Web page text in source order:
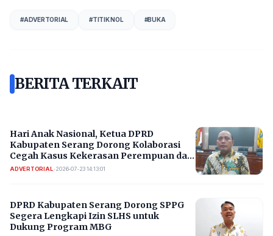
#ADVERTORIAL #TITIK NOL #BUKA
BERITA TERKAIT
Hari Anak Nasional, Ketua DPRD
Kabupaten Serang Dorong Kolaborasi
Cegah Kasus Kekerasan Perempuan dan
Anak Berulang
ADVERTORIAL•2026-07-23 14:13:01
DPRD Kabupaten Serang Dorong SPPG
Segera Lengkapi Izin SLHS untuk
Dukung Program MBG